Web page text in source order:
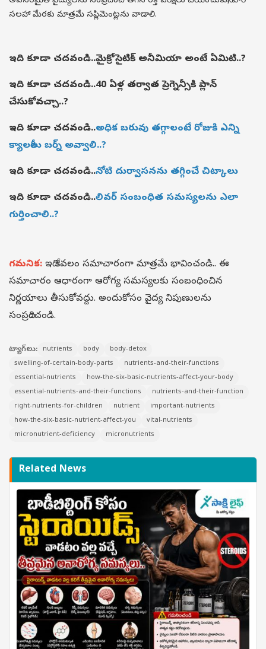
సలహా మేరకు మాత్రమే సప్లిమెంట్లను వాడాలి.
ఇది కూడా చదవండి..మైక్రోసైటిక్ అనీమియా అంటే ఏమిటి..?
ఇది కూడా చదవండి..40 ఏళ్ల తర్వాత ప్రెగ్నెన్సీకి ప్లాన్
చేసుకోవచ్చా..?
ఇది కూడా చదవండి..అధిక బరువు తగ్గాలంటే రోజుకి ఎన్ని
క్యాలరీలు బర్న్ అవ్వాలి..?
ఇది కూడా చదవండి..నోటి దుర్వాసనను తగ్గించే చిట్కాలు
ఇది కూడా చదవండి..లివర్ సంబంధిత సమస్యలను ఎలా
గుర్తించాలి..?
గమనిక: ఇది కేవలం సమాచారంగా మాత్రమే భావించండి.. ఈ
సమాచారం ఆధారంగా ఆరోగ్య సమస్యలకు సంబంధించిన
నిర్ణయాలు తీసుకోవద్దు. అందుకోసం వైద్య నిపుణులను
సంప్రదించండి.
ట్యాగ్‌లు: nutrients body
body-detox
swelling-of-certain-body-parts
nutrients-and-their-functions
essential-nutrients
how-the-six-basic-nutrients-affect-your-body
essential-nutrients-and-their-functions
nutrients-and-their-function
right-nutrients-for-children
nutrient
important-nutrients
how-the-six-basic-nutrient-affect-you
vital-nutrients
micronutrient-deficiency
micronutrients
Related News